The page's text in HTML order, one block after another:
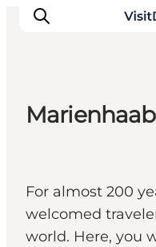
Quoi faire
Hébergements
Planifiez votre
For almost 200
welcomed
world. Here, you